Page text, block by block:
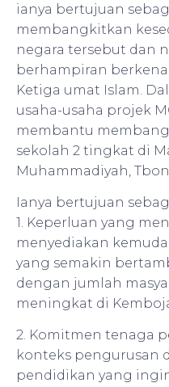
ianya bertujuan
membangkitkan
negara tersebut dan
berhampiran
Ketiga umat Islam.
usaha-usaha projek
membantu
sekolah 2 tingkat di
Muhammadiyah,
Ianya bertujuan
1. Keperluan yang
menyediakan
yang semakin
dengan jumlah
meningkat di
2. Komitmen tenaga
konteks pengurusan
pendidikan yang